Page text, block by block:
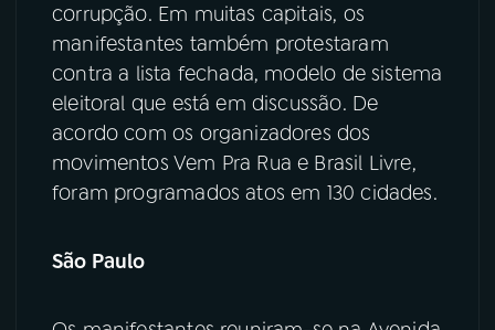
YouTube Facebook
Instagram X
TikTok
corrupção. Em muitas capitais, os
manifestantes também protestaram
contra a lista fechada, modelo de sistema
eleitoral que está em discussão. De
acordo com os organizadores dos
movimentos Vem Pra Rua e Brasil Livre,
foram programados atos em 130 cidades.
São Paulo